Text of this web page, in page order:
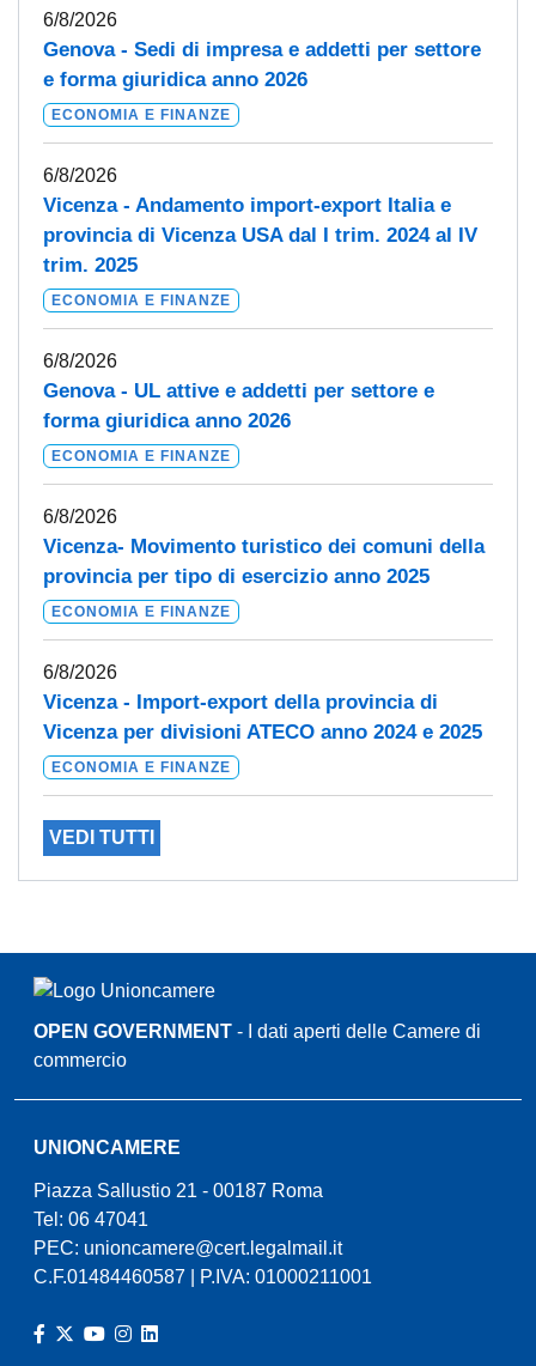
6/8/2026
Genova - Sedi di impresa e addetti per settore
e forma giuridica anno 2026
ECONOMIA E FINANZE
6/8/2026
Vicenza - Andamento import-export Italia e
provincia di Vicenza USA dal I trim. 2024 al IV
trim. 2025
ECONOMIA E FINANZE
6/8/2026
Genova - UL attive e addetti per settore e
forma giuridica anno 2026
ECONOMIA E FINANZE
6/8/2026
Vicenza- Movimento turistico dei comuni della
provincia per tipo di esercizio anno 2025
ECONOMIA E FINANZE
6/8/2026
Vicenza - Import-export della provincia di
Vicenza per divisioni ATECO anno 2024 e 2025
ECONOMIA E FINANZE
VEDI TUTTI
OPEN GOVERNMENT - I dati aperti delle Camere di
commercio
UNIONCAMERE
Piazza Sallustio 21 - 00187 Roma
Tel: 06 47041
PEC: unioncamere@cert.legalmail.it
C.F.01484460587 | P.IVA: 01000211001